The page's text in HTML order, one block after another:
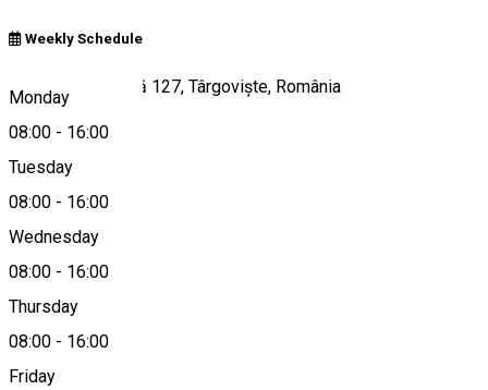
Weekly Schedule
Monday
08:00 - 16:00
Tuesday
08:00 - 16:00
Wednesday
08:00 - 16:00
Thursday
08:00 - 16:00
Friday
Calea Domnească 127, Târgoviște, România
Map